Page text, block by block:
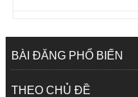
BÀI ĐĂNG PHỔ BIẾN
THEO CHỦ ĐỀ